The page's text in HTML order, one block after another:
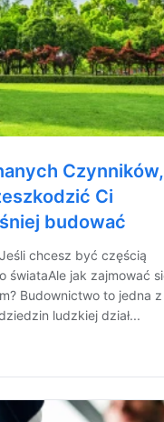
Ci
budować
chcesz być częścią
świataAle jak zajmować
Budownictwo to jedna z
ludzkiej dział...